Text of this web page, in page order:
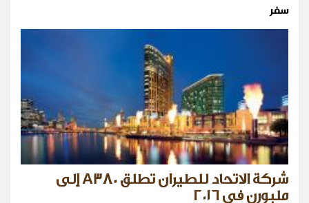
سفر
شركة الاتحاد للطيران تطلق A380 إلى
ملبورن في ٢٠١٦